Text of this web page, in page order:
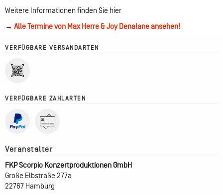
Weitere Informationen finden Sie hier
→ Alle Termine von Max Herre & Joy Denalane ansehen!
VERFÜGBARE VERSANDARTEN
VERFÜGBARE ZAHLARTEN
FKP Scorpio Konzertproduktionen GmbH
Große Elbstraße 277a
22767 Hamburg